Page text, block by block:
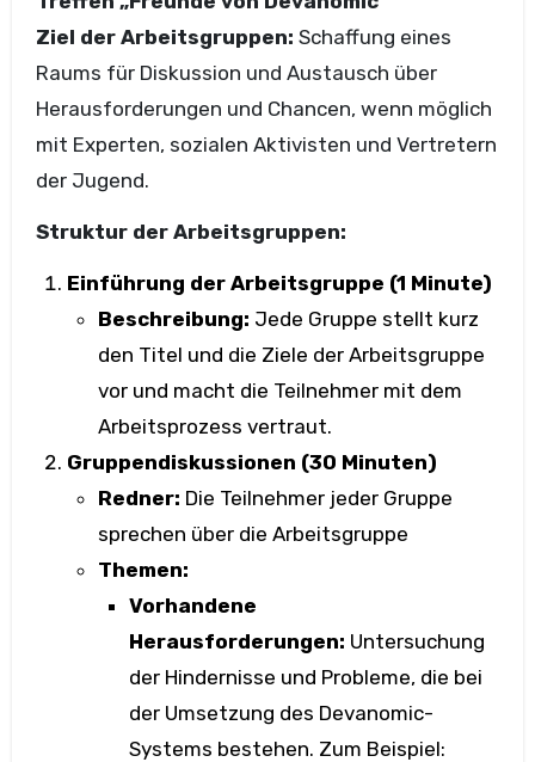
Ziel der Arbeitsgruppen: Schaffung eines
Raums für Diskussion und Austausch über
Herausforderungen und Chancen, wenn möglich
mit Experten, sozialen Aktivisten und Vertretern
der Jugend.
Struktur der Arbeitsgruppen:
Einführung der Arbeitsgruppe (1 Minute)
Beschreibung: Jede Gruppe stellt kurz
den Titel und die Ziele der Arbeitsgruppe
vor und macht die Teilnehmer mit dem
Arbeitsprozess vertraut.
Gruppendiskussionen (30 Minuten)
Redner: Die Teilnehmer jeder Gruppe
sprechen über die Arbeitsgruppe
Themen:
Vorhandene
Herausforderungen: Untersuchung
der Hindernisse und Probleme, die bei
der Umsetzung des Devanomic-
Systems bestehen. Zum Beispiel: